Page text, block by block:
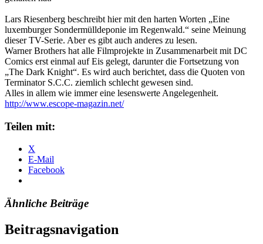
Lars Riesenberg beschreibt hier mit den harten Worten „Eine
luxemburger Sondermülldeponie im Regenwald.“ seine Meinung
dieser TV-Serie. Aber es gibt auch anderes zu lesen.
Warner Brothers hat alle Filmprojekte in Zusammenarbeit mit DC
Comics erst einmal auf Eis gelegt, darunter die Fortsetzung von
„The Dark Knight“. Es wird auch berichtet, dass die Quoten von
Terminator S.C.C. ziemlich schlecht gewesen sind.
Alles in allem wie immer eine lesenswerte Angelegenheit.
http://www.escope-magazin.net/
Teilen mit:
X
E-Mail
Facebook
Ähnliche Beiträge
Beitragsnavigation